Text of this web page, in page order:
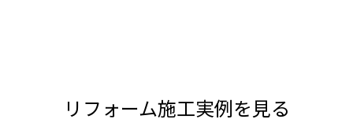
リフォーム施工実例を見る